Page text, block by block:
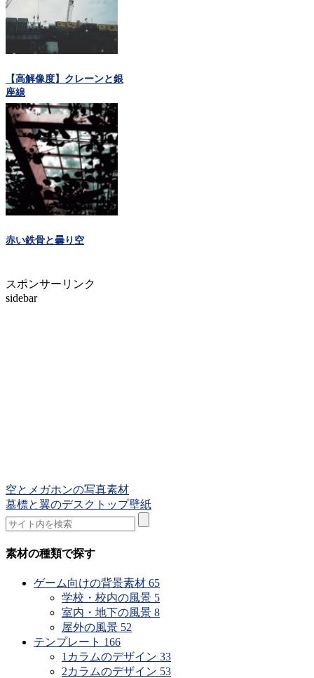
【高解像度】クレーンと銀
座線
赤い鉄骨と曇り空
スポンサーリンク
sidebar
空とメガホンの写真素材
墓標と翼のデスクトップ壁紙
素材の種類で探す
ゲーム向けの背景素材 65
学校・校内の風景 5
室内・地下の風景 8
屋外の風景 52
テンプレート 166
1カラムのデザイン 33
2カラムのデザイン 53